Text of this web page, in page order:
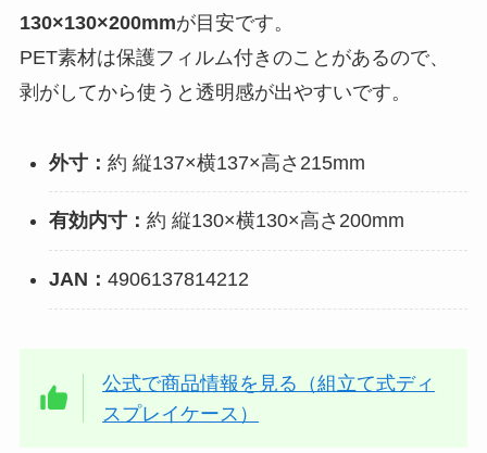
130×130×200mmが目安です。
PET素材は保護フィルム付きのことがあるので、
剥がしてから使うと透明感が出やすいです。
外寸： 約 縦137×横137×高さ215mm
有効内寸： 約 縦130×横130×高さ200mm
JAN： 4906137814212
公式で商品情報を見る（組立て式ディ
スプレイケース）